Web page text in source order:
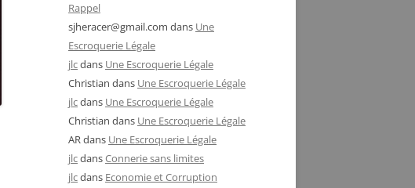
Rappel
sjheracer@gmail.com dans Une
Escroquerie Légale
jlcdans Une Escroquerie Légale
Christian dans Une Escroquerie Légale
jlcdans Une Escroquerie Légale
Christian dans Une Escroquerie Légale
ARdans Une Escroquerie Légale
jlcdansConnerie sans limites
jlcdans Economie et Corruption